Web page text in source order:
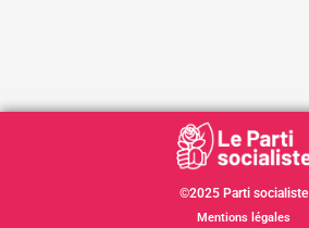
©2025 Parti socialiste
Mentions légales